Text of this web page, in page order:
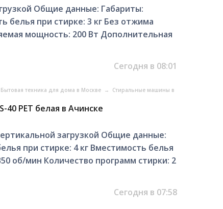
Общие данные: Габариты:
белья при стирке: 3 кг Без отжима
мощность: 200 Вт Дополнительная
Сегодня в 08:01
Бытовая техника для дома в Москве → Стиральные машины в
40 PET белая в Ачинске
загрузкой Общие данные:
при стирке: 4 кг Вместимость белья
об/мин Количество программ стирки: 2
Сегодня в 07:58